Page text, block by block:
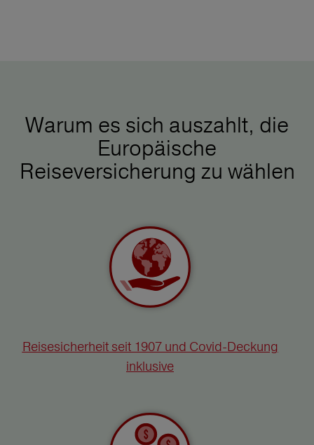
Warum es sich auszahlt, die
Europäische
Reiseversicherung zu wählen
Reisesicherheit seit 1907 und Covid-Deckung
inklusive